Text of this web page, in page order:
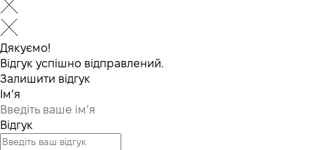
Дякуємо!
Відгук успішно відправлений.
Залишити відгук
Ім’я
Відгук